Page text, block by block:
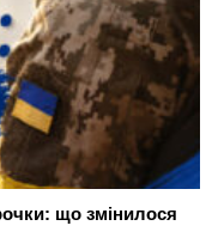
що змінилося